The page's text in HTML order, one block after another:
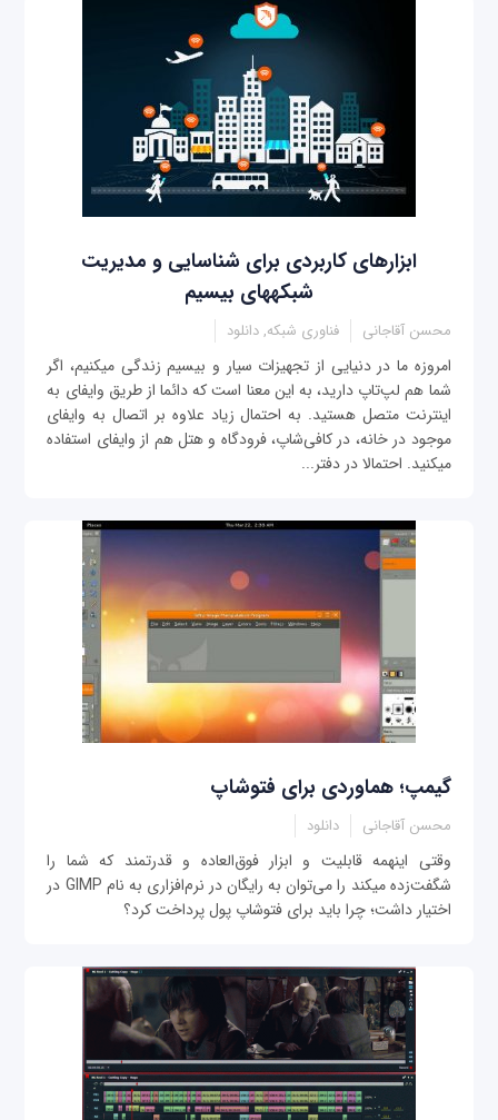
ابزارهای کاربردی برای شناسایی و مدیریت
شبکه‎های بی‎سیم
محسن آقاجانی فناوری شبکه, دانلود
امروزه ما در دنیایی از تجهيزات سیار و بی‎سیم زندگی می‎کنیم، اگر
شما هم لپ‌تاپ دارید، به این معنا است که دائما از طریق وای‎فای به
اینترنت متصل هستید. به احتمال زیاد علاوه بر اتصال به وای‎فای
موجود در خانه، در کافی‌شاپ، فرودگاه و هتل هم از وای‎فای استفاده
می‎کنید. احتمالا در دفتر...
گیمپ؛ هماوردی برای فتوشاپ
محسن آقاجانی دانلود
وقتی این‎همه قابلیت و ابزار فوق‌العاده و قدرتمند که شما را
شگفت‌زده می‎کند را می‌توان به رایگان در نرم‌افزاری به نام GIMP در
اختیار داشت؛ چرا باید برای فتوشاپ پول پرداخت کرد؟